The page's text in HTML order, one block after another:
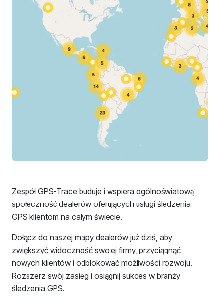
Zespół GPS-Trace buduje i wspiera ogólnoświatową
społeczność dealerów oferujących usługi śledzenia
GPS klientom na całym świecie.
Dołącz do naszej mapy dealerów już dziś, aby
zwiększyć widoczność swojej firmy, przyciągnąć
nowych klientów i odblokować możliwości rozwoju.
Rozszerz swój zasięg i osiągnij sukces w branży
śledzenia GPS.